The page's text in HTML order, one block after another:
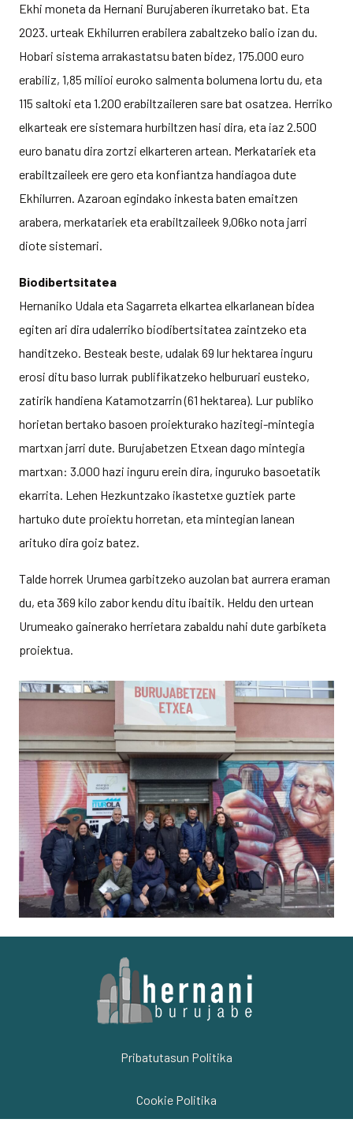
Ekhi moneta da Hernani Burujaberen ikurretako bat. Eta
2023. urteak Ekhilurren erabilera zabaltzeko balio izan du.
Hobari sistema arrakastatsu baten bidez, 175.000 euro
erabiliz, 1,85 milioi euroko salmenta bolumena lortu du, eta
115 saltoki eta 1.200 erabiltzaileren sare bat osatzea. Herriko
elkarteak ere sistemara hurbiltzen hasi dira, eta iaz 2.500
euro banatu dira zortzi elkarteren artean. Merkatariek eta
erabiltzaileek ere gero eta konfiantza handiagoa dute
Ekhilurren. Azaroan egindako inkesta baten emaitzen
arabera, merkatariek eta erabiltzaileek 9,06ko nota jarri
diote sistemari.
Biodibertsitatea
Hernaniko Udala eta Sagarreta elkartea elkarlanean bidea
egiten ari dira udalerriko biodibertsitatea zaintzeko eta
handitzeko. Besteak beste, udalak 69 lur hektarea inguru
erosi ditu baso lurrak publifikatzeko helburuari eusteko,
zatirik handiena Katamotzarrin (61 hektarea). Lur publiko
horietan bertako basoen proiekturako hazitegi-mintegia
martxan jarri dute. Burujabetzen Etxean dago mintegia
martxan: 3.000 hazi inguru erein dira, inguruko basoetatik
ekarrita. Lehen Hezkuntzako ikastetxe guztiek parte
hartuko dute proiektu horretan, eta mintegian lanean
arituko dira goiz batez.
Talde horrek Urumea garbitzeko auzolan bat aurrera eraman
du, eta 369 kilo zabor kendu ditu ibaitik. Heldu den urtean
Urumeako gainerako herrietara zabaldu nahi dute garbiketa
proiektua.
Pribatutasun Politika
Cookie Politika